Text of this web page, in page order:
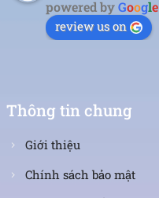
powered byGoogle
review us on
Thông tin chung
Giới thiệu
Chính sách bảo mật